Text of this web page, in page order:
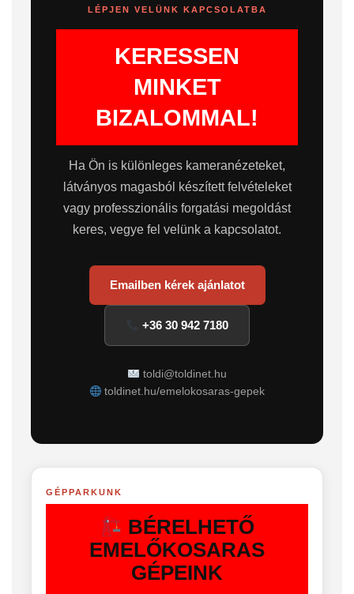
LÉPJEN VELÜNK KAPCSOLATBA
KERESSEN
MINKET
BIZALOMMAL!
Ha Ön is különleges kameranézeteket,
látványos magasból készített felvételeket
vagy professzionális forgatási megoldást
keres, vegye fel velünk a kapcsolatot.
Emailben kérek ajánlatot
+36 30 942 7180
toldi@toldinet.hu
toldinet.hu/emelokosaras-gepek
GÉPPARKUNK
BÉRELHETŐ
EMELŐKOSARAS
GÉPEINK